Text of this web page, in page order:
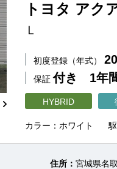
トヨタ アク
Ｌ
初度登録（年式）
保証付き 1年
HYBRID
カラー：ホワイト
住所： 宮城県名